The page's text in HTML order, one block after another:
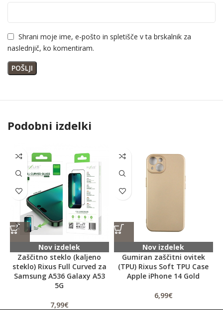
Shrani moje ime, e-pošto in spletišče v ta brskalnik za
naslednjič, ko komentiram.
Podobni izdelki
Nov izdelek
Zaščitno steklo (kaljeno
steklo) Rixus Full Curved za
Samsung A536 Galaxy A53
5G
7,99€
Nov izdelek
Gumiran zaščitni ovitek
(TPU) Rixus Soft TPU Case
Apple iPhone 14 Gold
6,99€